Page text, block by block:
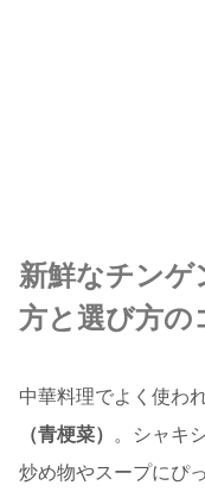
新鮮なチンゲ
方と選び方の
中華料理でよく使わ
（青梗菜）
。シャキ
炒め物やスープにぴ